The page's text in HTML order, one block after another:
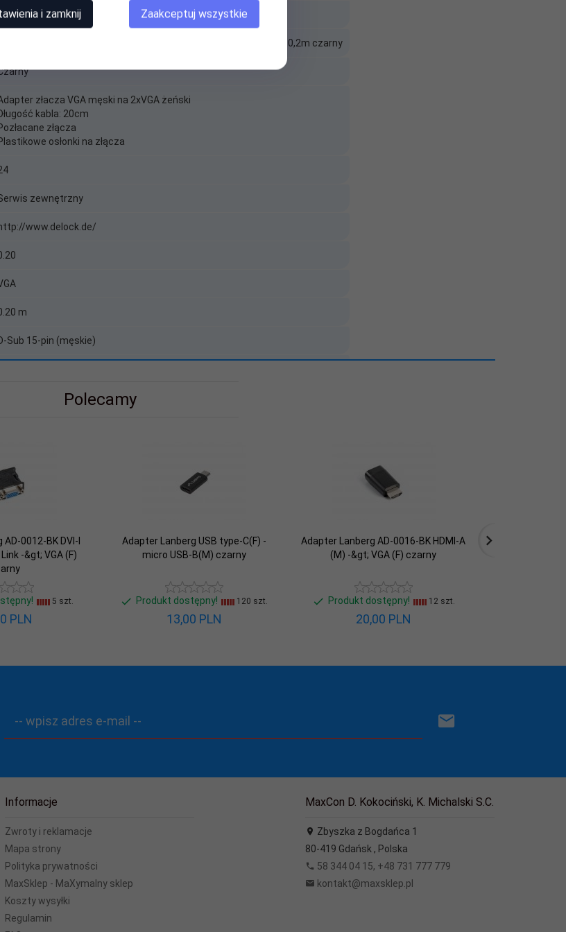
Kabel adapter/splitter Lanberg AD-0020-BK VGA (M) -> 2x VGA (F) 0,2m czarny
złacza VGA męski na 2xVGA żeński
kabla: 20cm
złącza
osłonki na złącza
zewnętrzny
www.delock.de/
m
Sub 15-pin (męskie)
Polecamy
0012-BK DVI-I
-&gt; VGA (F)
5 szt.
PLN
Adapter Lanberg USB type-C(F) -
micro USB-B(M) czarny
Produkt dostępny! 120 szt.
13,00 PLN
Adapter Lanberg AD-0016-BK HDMI-A
(M) -&gt; VGA (F) czarny
Produkt dostępny! 12 szt.
20,00 PLN
-- wpisz adres e-mail --
Informacje
Zwroty i reklamacje
Mapa strony
Polityka prywatności
MaxSklep - MaXymalny sklep
Koszty wysyłki
Regulamin
MaxCon D. Kokociński, K. Michalski S.C.
Zbyszka z Bogdańca 1
80-419 Gdańsk , Polska
58 344 04 15, +48 731 777 779
kontakt@maxsklep.pl
i zamknij Zaakceptuj wszystkie